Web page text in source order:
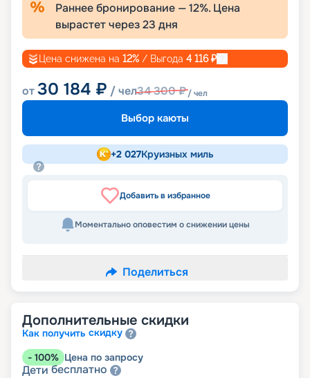
Раннее бронирование —12%. Цена
вырастет через23 дня
Цена снижена на 12% / Выгода 4 116₽
от30 184 ₽ / чел34 300₽/ чел
Выбор каюты
+2 027Круизных миль
Добавить в избранное
Моментально оповестим о снижении цены
Поделиться
Дополнительные скидки
Как получить скидку
- 100% Цена по запросу
Детибесплатно